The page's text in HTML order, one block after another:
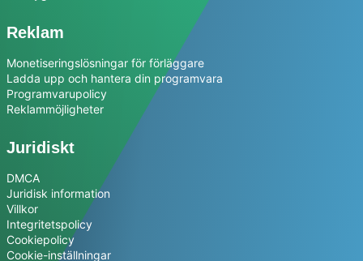
Reklam
Monetiseringslösningar för förläggare
Ladda upp och hantera din programvara
Programvarupolicy
Reklammöjligheter
Juridiskt
DMCA
Juridisk information
Villkor
Integritetspolicy
Cookiepolicy
Cookie-inställningar